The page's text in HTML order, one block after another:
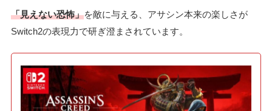
「見えない恐怖」を敵に与える、アサシン本来の楽しさが
Switch2の表現力で研ぎ澄まされています。